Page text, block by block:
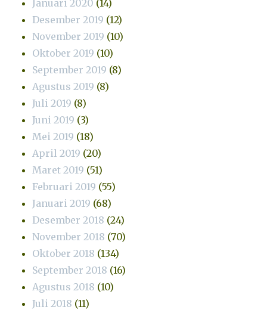
Januari 2020 (14)
Desember 2019 (12)
November 2019 (10)
Oktober 2019 (10)
September 2019 (8)
Agustus 2019 (8)
Juli 2019 (8)
Juni 2019 (3)
Mei 2019 (18)
April 2019 (20)
Maret 2019 (51)
Februari 2019 (55)
Januari 2019 (68)
Desember 2018 (24)
November 2018 (70)
Oktober 2018 (134)
September 2018 (16)
Agustus 2018 (10)
Juli 2018 (11)